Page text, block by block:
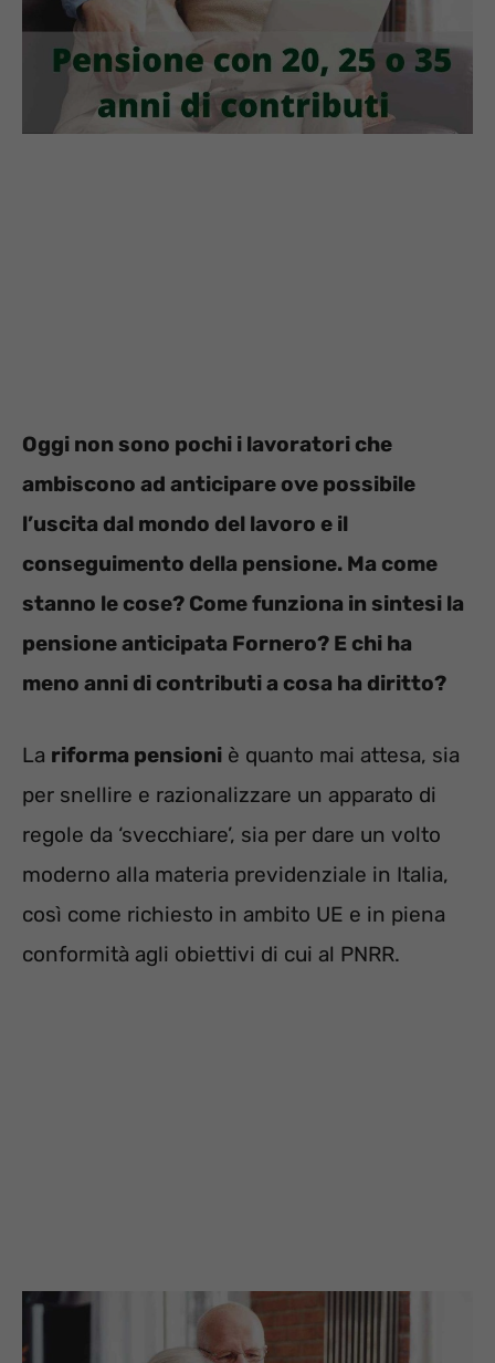
Oggi non sono pochi i lavoratori che
ambiscono ad anticipare ove possibile
l’uscita dal mondo del lavoro e il
conseguimento della pensione. Ma come
stanno le cose? Come funziona in sintesi la
pensione anticipata Fornero? E chi ha
meno anni di contributi a cosa ha diritto?
La riforma pensioni è quanto mai attesa, sia
per snellire e razionalizzare un apparato di
regole da ‘svecchiare’, sia per dare un volto
moderno alla materia previdenziale in Italia,
così come richiesto in ambito UE e in piena
conformità agli obiettivi di cui al PNRR.